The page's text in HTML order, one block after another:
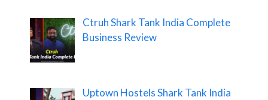
Ctruh Shark Tank India Complete
Business Review
Uptown Hostels Shark Tank India